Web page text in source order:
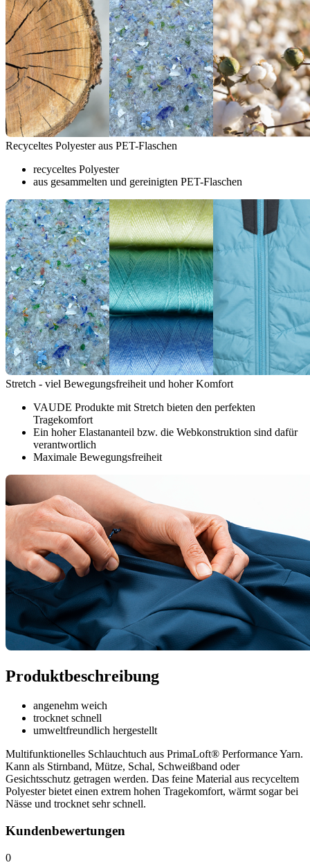
Recyceltes Polyester aus PET-Flaschen
recyceltes Polyester
aus gesammelten und gereinigten PET-Flaschen
Stretch - viel Bewegungsfreiheit und hoher Komfort
VAUDE Produkte mit Stretch bieten den perfekten
Tragekomfort
Ein hoher Elastananteil bzw. die Webkonstruktion sind dafür
verantwortlich
Maximale Bewegungsfreiheit
Produktbeschreibung
angenehm weich
trocknet schnell
umweltfreundlich hergestellt
Multifunktionelles Schlauchtuch aus PrimaLoft® Performance Yarn.
Kann als Stirnband, Mütze, Schal, Schweißband oder
Gesichtsschutz getragen werden. Das feine Material aus recyceltem
Polyester bietet einen extrem hohen Tragekomfort, wärmt sogar bei
Nässe und trocknet sehr schnell.
Kundenbewertungen
0